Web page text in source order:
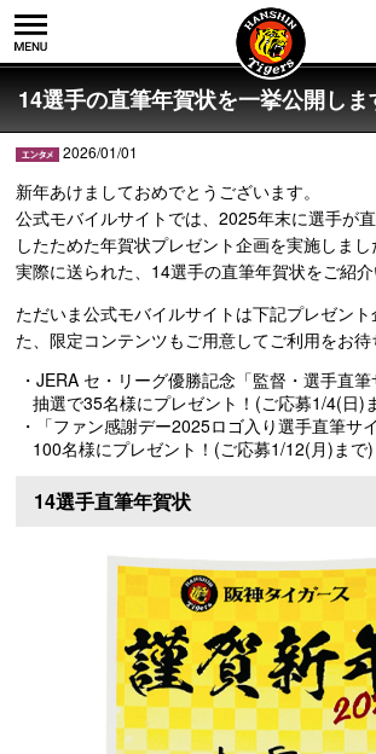
14選手の直筆年賀状を一挙公開しま
2026/01/01
新年あけましておめでとうございます。
公式モバイルサイトでは、2025年末に選手が
したためた年賀状プレゼント企画を実施しま
実際に送られた、14選手の直筆年賀状をご紹介
ただいま公式モバイルサイトは下記プレゼント
た、限定コンテンツもご用意してご利用をお待
・JERA セ・リーグ優勝記念「監督・選手直筆
抽選で35名様にプレゼント！(ご応募1/4(日)
・「ファン感謝デー2025ロゴ入り選手直筆サ
100名様にプレゼント！(ご応募1/12(月)まで)
14選手直筆年賀状